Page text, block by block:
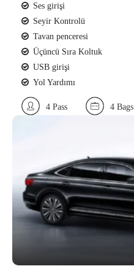
Ses girişi
Seyir Kontrolü
Tavan penceresi
Üçüncü Sıra Koltuk
USB girişi
Yol Yardımı
4 Pass 4 Bags